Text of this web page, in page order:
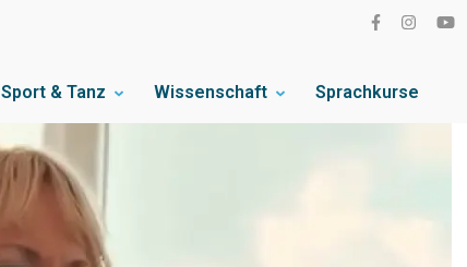
Sport & Tanz Wissenschaft Sprachkurse